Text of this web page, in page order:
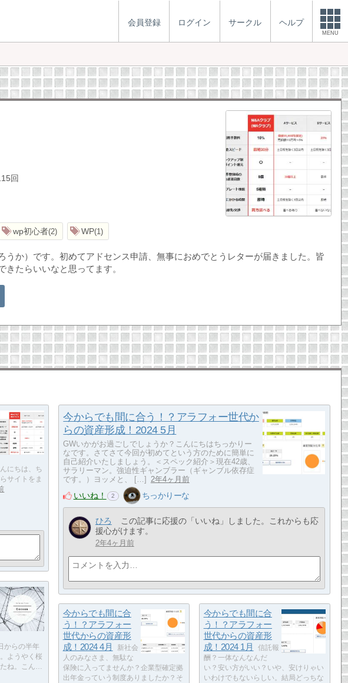
会員登録 ログイン サークル ヘルプ
MENU
回
wp初心者 2 WP 1
か）です。初めてアドセンス申請、無事におめでとうレターが届きました。皆
たらいいなと思ってます。
にちは、ち
サイトをま
今からでも間に合う！？アラフォー世代か
らの資産形成！2024 5月
GWいかがお過ごしでしょうか？こんにちはちっかりー
なです。さてさて今回が初めてという方のために簡単に
自己紹介いたしましょう。＜スペック紹介＞現在42歳、
サラリーマン。強迫性ギャンブラー（ギャンブル依存症
です。）ヨッメと、 […] 2年4ヶ月前
いいね！ 2 ちっかりーな
ひろ
この記事に応援の「いいね」しました。これからも応
援心がけます。
2年4ヶ月前
からの半年
ようやく桜
たね。こん…
今からでも間に合
う！？アラフォー
世代からの資産形
成！2024 4月
新社会
人のみなさま、無駄な
保険に入ってませんか？企業型確定拠
出年金っていう制度ありましたか？そ
今からでも間に合
う！？アラフォー
世代からの資産形
成！2024 1月
信託報
酬？一体なんなんだ
い？安い方がいい？いや、安けりゃい
いわけでもないらしい。結局どっちな